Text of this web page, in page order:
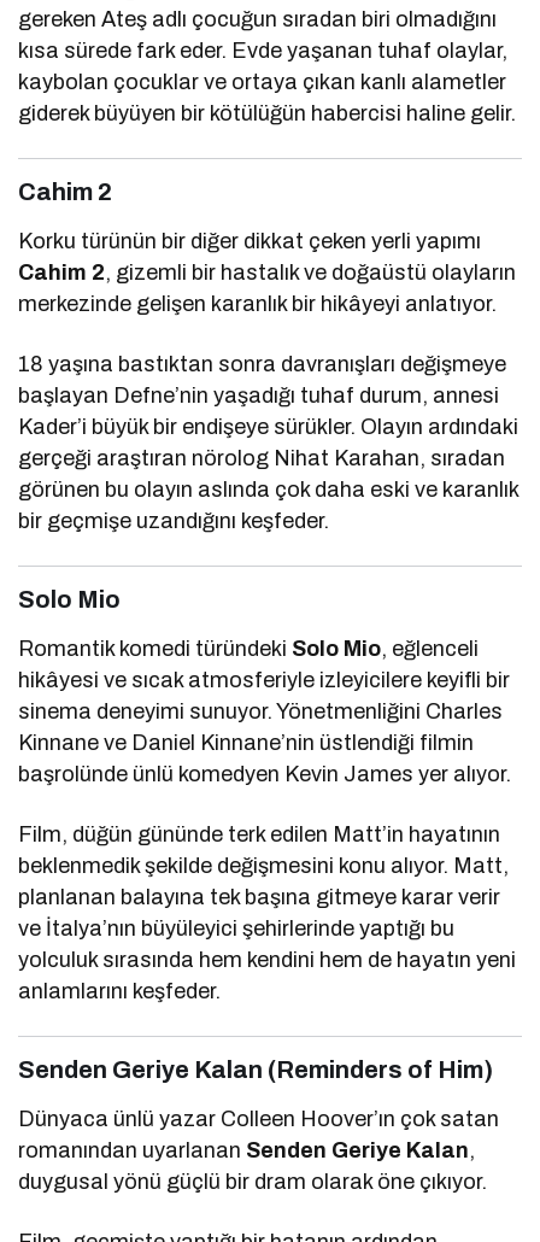
gereken Ateş adlı çocuğun sıradan biri olmadığını
kısa sürede fark eder. Evde yaşanan tuhaf olaylar,
kaybolan çocuklar ve ortaya çıkan kanlı alametler
giderek büyüyen bir kötülüğün habercisi haline gelir.
Cahim 2
Korku türünün bir diğer dikkat çeken yerli yapımı
Cahim 2, gizemli bir hastalık ve doğaüstü olayların
merkezinde gelişen karanlık bir hikâyeyi anlatıyor.
18 yaşına bastıktan sonra davranışları değişmeye
başlayan Defne’nin yaşadığı tuhaf durum, annesi
Kader’i büyük bir endişeye sürükler. Olayın ardındaki
gerçeği araştıran nörolog Nihat Karahan, sıradan
görünen bu olayın aslında çok daha eski ve karanlık
bir geçmişe uzandığını keşfeder.
Solo Mio
Romantik komedi türündeki Solo Mio, eğlenceli
hikâyesi ve sıcak atmosferiyle izleyicilere keyifli bir
sinema deneyimi sunuyor. Yönetmenliğini Charles
Kinnane ve Daniel Kinnane’nin üstlendiği filmin
başrolünde ünlü komedyen Kevin James yer alıyor.
Film, düğün gününde terk edilen Matt’in hayatının
beklenmedik şekilde değişmesini konu alıyor. Matt,
planlanan balayına tek başına gitmeye karar verir
ve İtalya’nın büyüleyici şehirlerinde yaptığı bu
yolculuk sırasında hem kendini hem de hayatın yeni
anlamlarını keşfeder.
Senden Geriye Kalan (Reminders of Him)
Dünyaca ünlü yazar Colleen Hoover’ın çok satan
romanından uyarlanan Senden Geriye Kalan,
duygusal yönü güçlü bir dram olarak öne çıkıyor.